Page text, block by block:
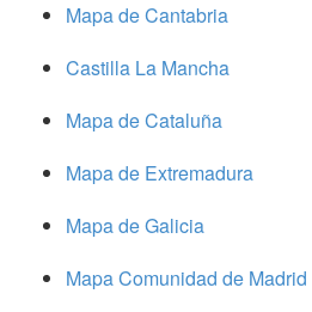
Mapa de Cantabria
Castilla La Mancha
Mapa de Cataluña
Mapa de Extremadura
Mapa de Galicia
Mapa Comunidad de Madrid